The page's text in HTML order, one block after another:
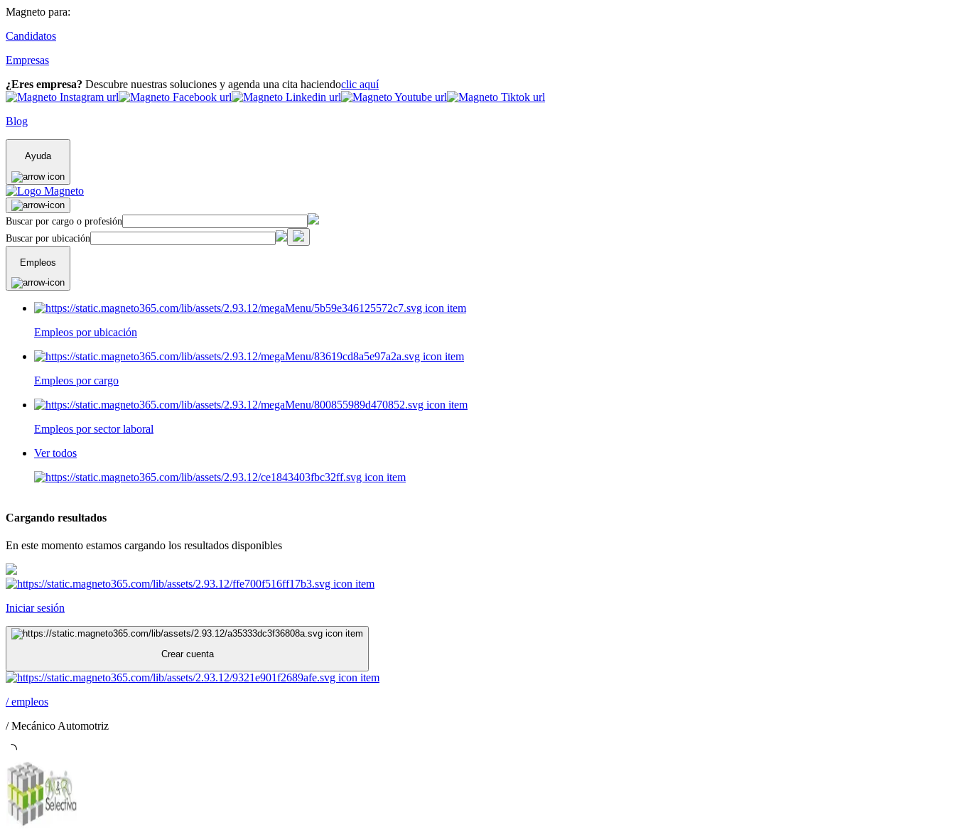
Magneto para:
Candidatos
Empresas
¿Eres empresa? Descubre nuestras soluciones y agenda una cita haciendoclic aquí
Blog
Ayuda
Buscar por cargo o profesión
Buscar por ubicación
Empleos
Empleos por ubicación
Empleos por cargo
Empleos por sector laboral
Ver todos
Cargando resultados
En este momento estamos cargando los resultados disponibles
Iniciar sesión
Crear cuenta
/empleos
/Mecánico Automotriz